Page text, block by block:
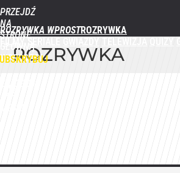
PRZEJDŹ
NA
STRONĘ
GŁÓWNĄ
WPROST.PL
ROZRYWKA WPROST
ROZRYWKA